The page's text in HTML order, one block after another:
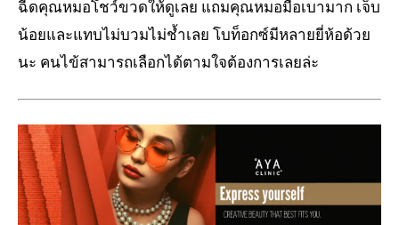
ฉีดคุณหมอโชว์ขวดให้ดูเลย แถมคุณหมอมือเบามาก เจ็บ
น้อยและแทบไม่บวมไม่ช้ำเลย โบท็อกซ์มีหลายยี่ห้อด้วย
นะ คนไข้สามารถเลือกได้ตามใจต้องการเลยล่ะ